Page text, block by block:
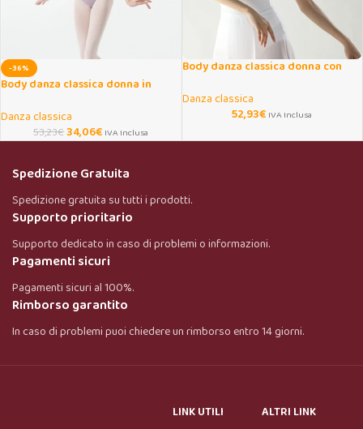
-36%
Body danza classica donna in
Danza classica
53,23€34,06€ IVA Inclusa
Body danza classica donna con
Danza classica
52,93€ IVA Inclusa
Spedizione Gratuita
Spedizione gratuita su tutti i prodotti.
Supporto prioritario
Supporto dedicato in caso di problemi o informazioni.
Pagamenti sicuri
Pagamenti sicuri al 100%.
Rimborso garantito
In caso di problemi puoi chiedere un rimborso entro 14 giorni.
LINK UTILI
ALTRI LINK